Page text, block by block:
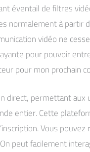
éventail de filtres
normalement à
vidéo ne
pour pouvoir
pour mon prochain
permettant
entier. Cette
Vous
peut facilement